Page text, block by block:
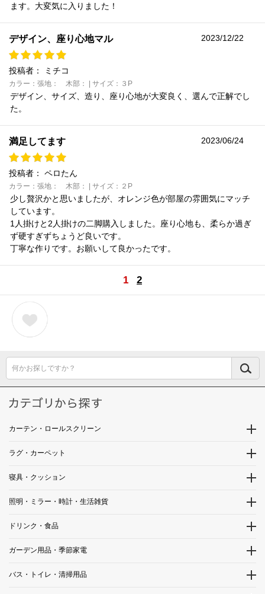
ます。大変気に入りました！
デザイン、座り心地マル 2023/12/22
投稿者： ミチコ
カラー：張地： 木部： | サイズ：３P
デザイン、サイズ、造り、座り心地が大変良く、選んで正解でし
た。
満足してます 2023/06/24
投稿者： ペロたん
カラー：張地： 木部： | サイズ：２P
少し贅沢かと思いましたが、オレンジ色が部屋の雰囲気にマッチ
しています。
1人掛けと2人掛けの二脚購入しました。座り心地も、柔らか過ぎ
ず硬すぎずちょうど良いです。
丁寧な作りです。お願いして良かったです。
1 2
何かお探しですか？
カーテン・ロールスクリーン
ラグ・カーペット
寝具・クッション
照明・ミラー・時計・生活雑貨
ドリンク・食品
ガーデン用品・季節家電
バス・トイレ・清掃用品